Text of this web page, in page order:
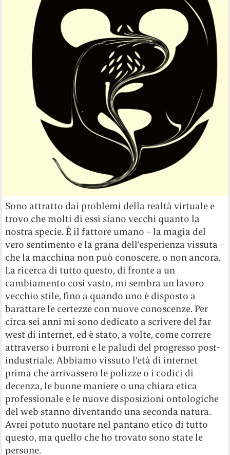
Sono attratto dai problemi della realtà virtuale e
trovo che molti di essi siano vecchi quanto la
nostra specie. È il fattore umano – la magia del
vero sentimento e la grana dell’esperienza vissuta –
che la macchina non può conoscere, o non ancora.
La ricerca di tutto questo, di fronte a un
cambiamento così vasto, mi sembra un lavoro
vecchio stile, fino a quando uno è disposto a
barattare le certezze con nuove conoscenze. Per
circa sei anni mi sono dedicato a scrivere del far
west di internet, ed è stato, a volte, come correre
attraverso i burroni e le paludi del progresso post-
industriale. Abbiamo vissuto l’età di internet
prima che arrivassero le polizze o i codici di
decenza, le buone maniere o una chiara etica
professionale e le nuove disposizioni ontologiche
del web stanno diventando una seconda natura.
Avrei potuto nuotare nel pantano etico di tutto
questo, ma quello che ho trovato sono state le
persone.